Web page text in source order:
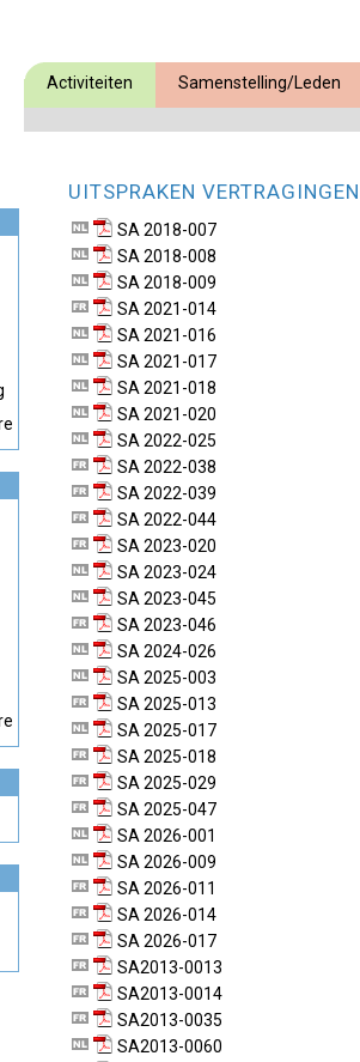
Activiteiten Samenstelling/Leden
UITSPRAKEN
SA 2018-007
SA 2018-008
SA 2018-009
SA 2021-014
SA 2021-016
SA 2021-017
SA 2021-018
SA 2021-020
SA 2022-025
SA 2022-038
SA 2022-039
SA 2022-044
SA 2023-020
SA 2023-024
SA 2023-045
SA 2023-046
SA 2024-026
SA 2025-003
SA 2025-013
SA 2025-017
SA 2025-018
SA 2025-029
SA 2025-047
SA 2026-001
SA 2026-009
SA 2026-011
SA 2026-014
SA 2026-017
SA2013-0013
SA2013-0014
SA2013-0035
SA2013-0060